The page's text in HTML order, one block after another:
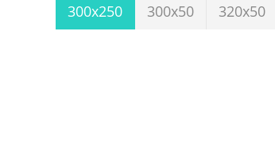
300x250 300x50 320x50